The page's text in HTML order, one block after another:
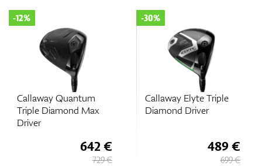
Callaway Quantum
Triple Diamond Max
Driver
-12%
642 €
729 €
Callaway Elyte Triple
Diamond Driver
-30%
489 €
699 €